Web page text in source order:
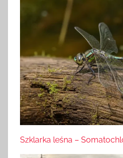
Szklarka leśna –